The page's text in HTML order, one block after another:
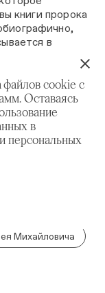
файлов cookie с
Оставаясь
в
персональных
книги пророка
в
публике осенью
Михайловича